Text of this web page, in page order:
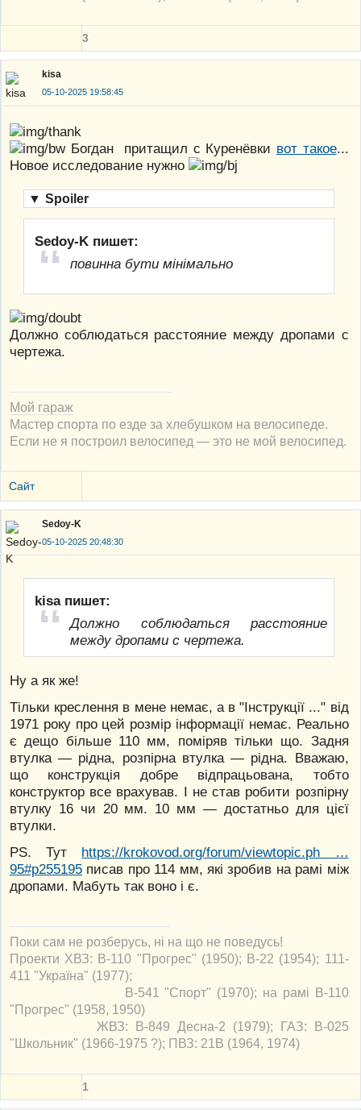
3
kisa
05-10-2025 19:58:45
Богдан притащил с Куренёвки вот такое...
Новое исследование нужно
▼ Spoiler
Sedoy-K пишет:
повинна бути мінімально
Должно соблюдаться расстояние между дропами с
чертежа.
Мой гараж
Мастер спорта по езде за хлебушком на велосипеде.
Если не я построил велосипед — это не мой велосипед.
Сайт
Sedoy-K
05-10-2025 20:48:30
kisa пишет:
Должно соблюдаться расстояние
между дропами с чертежа.
Ну а як же!
Тільки креслення в мене немає, а в "Інструкції ..." від
1971 року про цей розмір інформації немає. Реально
є дещо більше 110 мм, поміряв тільки що. Задня
втулка — рідна, розпірна втулка — рідна. Вважаю,
що конструкція добре відпрацьована, тобто
конструктор все врахував. І не став робити розпірну
втулку 16 чи 20 мм. 10 мм — достатньо для цієї
втулки.
PS. Тут https://krokovod.org/forum/viewtopic.ph …
95#p255195 писав про 114 мм, які зробив на рамі між
дропами. Мабуть так воно і є.
Поки сам не розберусь, ні на що не поведусь!
Проекти ХВЗ: В-110 "Прогрес" (1950); В-22 (1954); 111-
411 "Україна" (1977);
В-541 "Спорт" (1970); на рамі В-110
"Прогрес" (1958, 1950)
ЖВЗ: В-849 Десна-2 (1979); ГАЗ: В-025
"Школьник" (1966-1975 ?); ПВЗ: 21В (1964, 1974)
1